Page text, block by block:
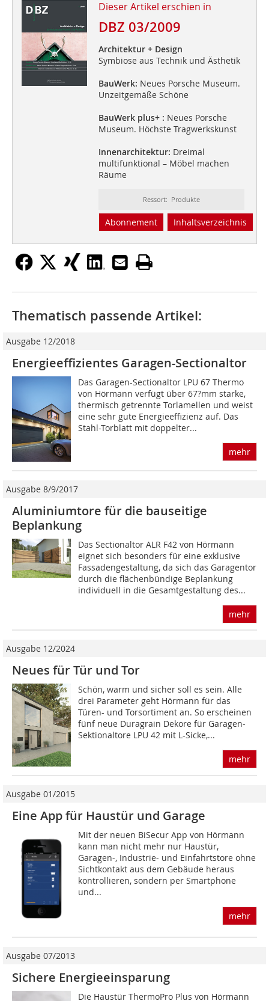
Dieser Artikel erschien in
DBZ 03/2009
Architektur + Design
Symbiose aus Technik und Ästhetik
BauWerk: Neues Porsche Museum.
Unzeitgemäße Schöne
BauWerk plus+ : Neues Porsche
Museum. Höchste Tragwerkskunst
Innenarchitektur: Dreimal
multifunktional – Möbel machen
Räume
Ressort: Produkte
Abonnement Inhaltsverzeichnis
Thematisch passende Artikel:
Ausgabe 12/2018
Energieeffizientes Garagen-Sectionaltor
Das Garagen-Sectionaltor LPU 67 Thermo
von Hörmann verfügt über 67?mm starke,
thermisch getrennte Torlamellen und weist
eine sehr gute Energieeffizienz auf. Das
Stahl-Torblatt mit doppelter...
mehr
Ausgabe 8/9/2017
Aluminiumtore für die bauseitige
Beplankung
Das Sectionaltor ALR F42 von Hörmann
eignet sich besonders für eine exklusive
Fassadengestaltung, da sich das Garagentor
durch die flächenbündige Beplankung
individuell in die Gesamtgestaltung des...
mehr
Ausgabe 12/2024
Neues für Tür und Tor
Schön, warm und sicher soll es sein. Alle
drei Parameter geht Hörmann für das
Türen- und Torsortiment an. So erscheinen
fünf neue Duragrain Dekore für Garagen-
Sektionaltore LPU 42 mit ­L-Sicke,...
mehr
Ausgabe 01/2015
Eine App für Haustür und Garage
Mit der neuen BiSecur App von Hörmann
kann man nicht mehr nur Haustür,
Garagen-, Industrie- und Einfahrtstore ohne
Sichtkontakt aus dem Gebäude heraus
kontrollieren, sondern per Smartphone
und...
mehr
Ausgabe 07/2013
Sichere Energieeinsparung
Die Haustür ThermoPro Plus von Hörmann